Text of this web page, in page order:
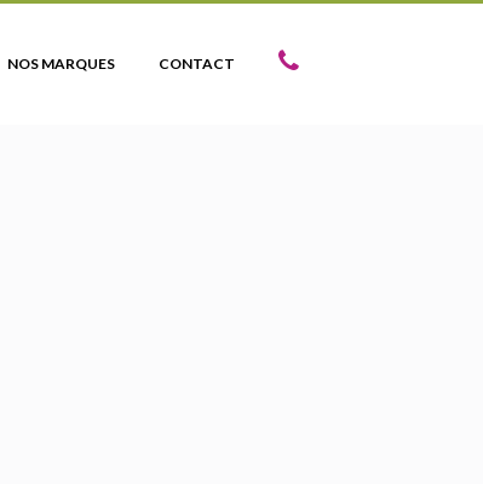
NOS MARQUES CONTACT